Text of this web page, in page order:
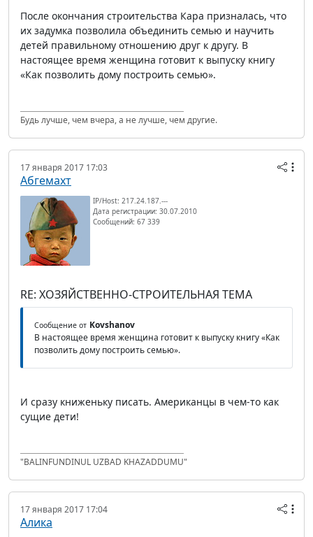
После окончания строительства Кара призналась, что
их задумка позволила объединить семью и научить
детей правильному отношению друг к другу. В
настоящее время женщина готовит к выпуску книгу
«Как позволить дому построить семью».
Будь лучше, чем вчера, а не лучше, чем другие.
17 января 2017 17:03
Абгемахт
IP/Host: 217.24.187.---
Дата регистрации: 30.07.2010
Сообщений: 67 339
RE: ХОЗЯЙСТВЕННО-СТРОИТЕЛЬНАЯ ТЕМА
Сообщение от Kovshanov
В настоящее время женщина готовит к выпуску книгу «Как
позволить дому построить семью».
И сразу книженьку писать. Американцы в чем-то как
сущие дети!
"BALINFUNDINUL UZBAD KHAZADDUMU"
17 января 2017 17:04
Алика